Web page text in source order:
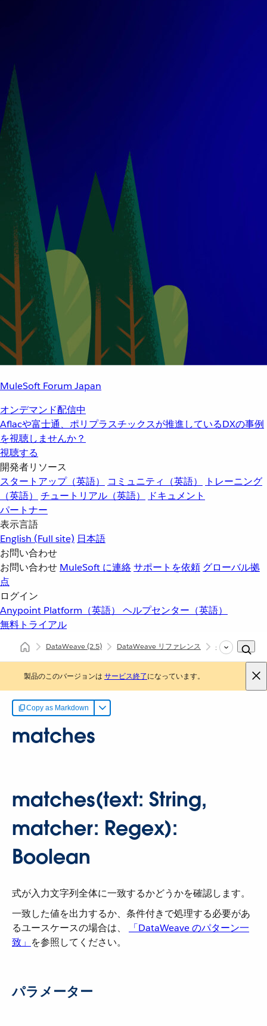
MuleSoft Forum Japan
オンデマンド配信中
Aflacや富士通、ポリプラスチックスが推進しているDXの事例
を視聴しませんか？
視聴する
開発者リソース
スタートアップ（英語）
コミュニティ（英語）
トレーニング
（英語）
チュートリアル（英語）
ドキュメント
パートナー
表示言語
English (Full site) 日本語
お問い合わせ
お問い合わせ MuleSoft に連絡サポートを依頼 グローバル拠
点
ログイン
Anypoint Platform（英語） ヘルプセンター（英語）
無料トライアル
DataWeave(2.5) DataWeave リファレンス dw::Core
製品のこのバージョンは サービス終了になっています。
Copy as Markdown
matches
matches(text: String,
matcher: Regex):
Boolean
式が入力文字列全体に一致するかどうかを確認します。
一致した値を出力するか、条件付きで処理する必要があ
るユースケースの場合は、
「DataWeave のパターン一
致」 ​を参照してください。
パラメーター